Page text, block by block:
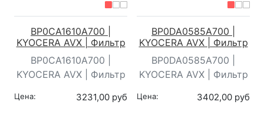
BP0CA1610A700 |
KYOCERA AVX | Фильтр
BP0CA1610A700 |
KYOCERA AVX | Фильтр
Цена: 3231,00 руб
BP0DA0585A700 |
KYOCERA AVX | Фильтр
BP0DA0585A700 |
KYOCERA AVX | Фильтр
Цена: 3402,00 руб